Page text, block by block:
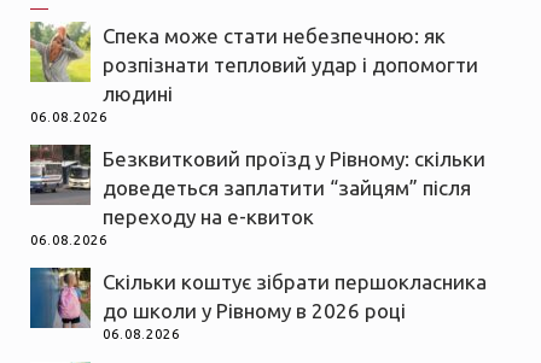
Спека може стати небезпечною: як
розпізнати тепловий удар і допомогти
людині
06.08.2026
Безквитковий проїзд у Рівному: скільки
доведеться заплатити “зайцям” після
переходу на е-квиток
06.08.2026
Скільки коштує зібрати першокласника
до школи у Рівному в 2026 році
06.08.2026